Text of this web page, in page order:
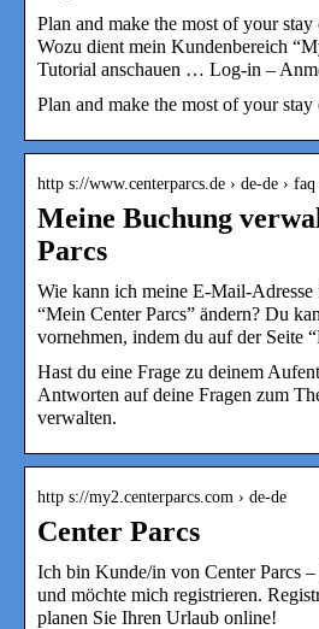
Plan and make the most of your
Wozu dient mein Kundenbereich
Tutorial anschauen … Log-in –
Plan and make the most of your
http s://www.centerparcs.de › de-de ›
Meine Buchung
Parcs
Wie kann ich meine E-Mail-
“Mein Center Parcs” ändern? Du
vornehmen, indem du auf der Seite
Hast du eine Frage zu deinem
Antworten auf deine Fragen zum
verwalten.
http s://my2.centerparcs.com › de-de
Center Parcs
Ich bin Kunde/in von Center Parcs
und möchte mich registrieren.
planen Sie Ihren Urlaub online!